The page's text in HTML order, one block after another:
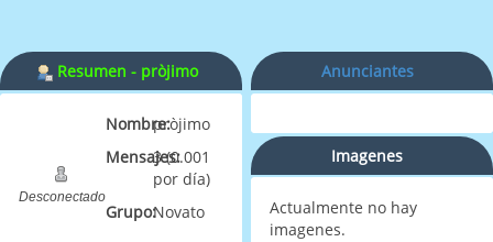
Resumen - pròjimo
Desconectado
Nombre:pròjimo
Mensajes:3 (0.001
por día)
Grupo:Novato
Anunciantes
Imagenes
Actualmente no hay
imagenes.